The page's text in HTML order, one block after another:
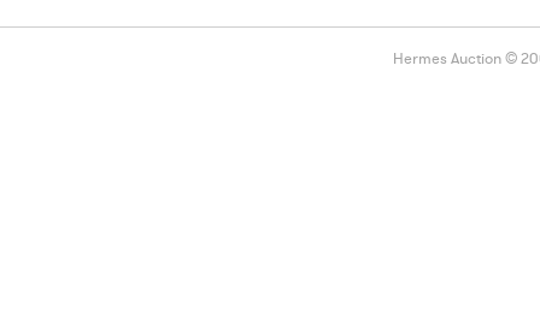
Hermes Auction ©